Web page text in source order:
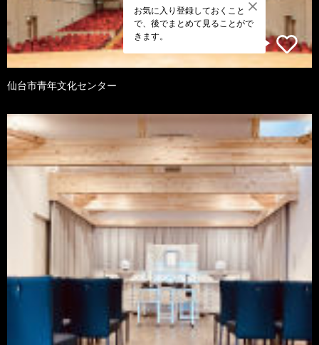
お気に入り登録しておくこと
で、後でまとめて見ることがで
きます。
仙台市青年文化センター